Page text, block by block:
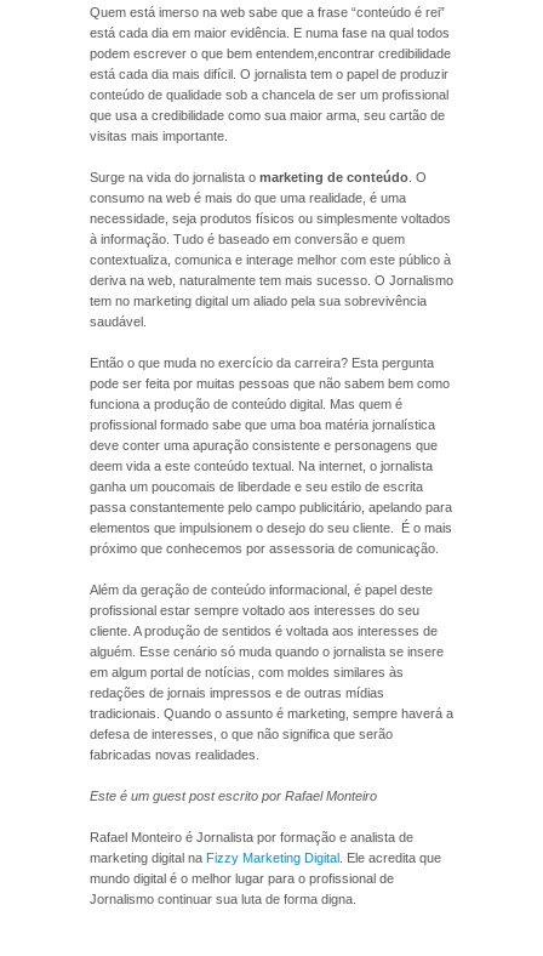
Quem está imerso na web sabe que a frase “conteúdo é rei”
está cada dia em maior evidência. E numa fase na qual todos
podem escrever o que bem entendem,encontrar credibilidade
está cada dia mais difícil. O jornalista tem o papel de produzir
conteúdo de qualidade sob a chancela de ser um profissional
que usa a credibilidade como sua maior arma, seu cartão de
visitas mais importante.
Surge na vida do jornalista o marketing de conteúdo . O
consumo na web é mais do que uma realidade, é uma
necessidade, seja produtos físicos ou simplesmente voltados
à informação. Tudo é baseado em conversão e quem
contextualiza, comunica e interage melhor com este público à
deriva na web, naturalmente tem mais sucesso. O Jornalismo
tem no marketing digital um aliado pela sua sobrevivência
saudável.
Então o que muda no exercício da carreira? Esta pergunta
pode ser feita por muitas pessoas que não sabem bem como
funciona a produção de conteúdo digital. Mas quem é
profissional formado sabe que uma boa matéria jornalística
deve conter uma apuração consistente e personagens que
deem vida a este conteúdo textual. Na internet, o jornalista
ganha um poucomais de liberdade e seu estilo de escrita
passa constantemente pelo campo publicitário, apelando para
elementos que impulsionem o desejo do seu cliente. É o mais
próximo que conhecemos por assessoria de comunicação.
Além da geração de conteúdo informacional, é papel deste
profissional estar sempre voltado aos interesses do seu
cliente. A produção de sentidos é voltada aos interesses de
alguém. Esse cenário só muda quando o jornalista se insere
em algum portal de notícias, com moldes similares às
redações de jornais impressos e de outras mídias
tradicionais. Quando o assunto é marketing, sempre haverá a
defesa de interesses, o que não significa que serão
fabricadas novas realidades.
Este é um guest post escrito por Rafael Monteiro
Rafael Monteiro é Jornalista por formação e analista de
marketing digital na Fizzy Marketing Digital . Ele acredita que
mundo digital é o melhor lugar para o profissional de
Jornalismo continuar sua luta de forma digna.